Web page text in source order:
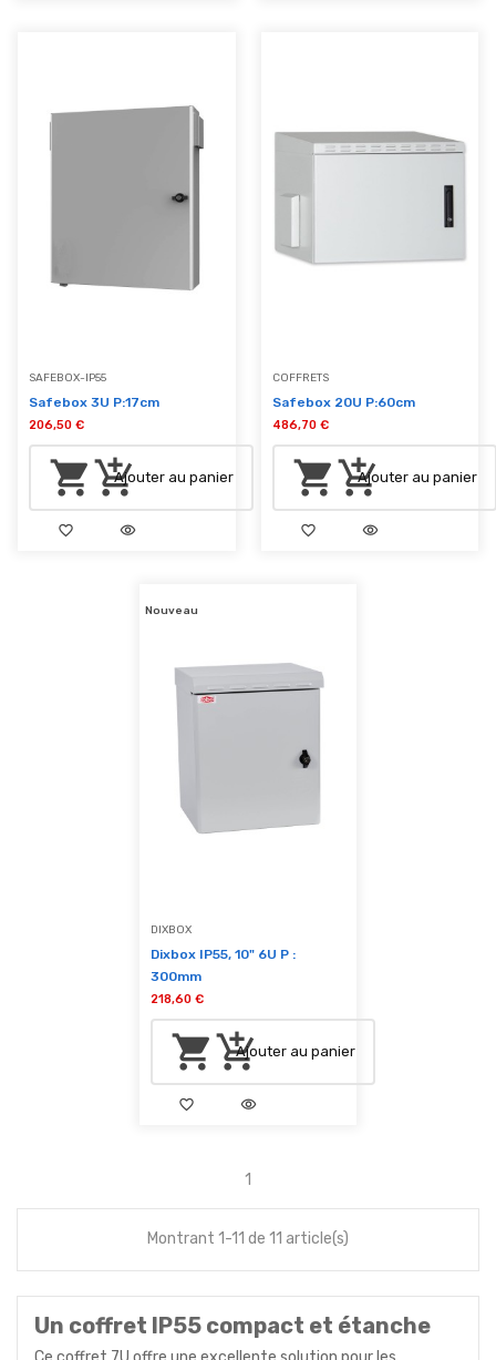
SAFEBOX-IP55
Safebox 3U P:17cm
206,50 €
shopping_cartadd_shopping_cartAjouter au panier
favorite_border visibility
COFFRETS
Safebox 20U P:60cm
486,70 €
shopping_cartadd_shopping_cartAjouter au panier
favorite_border visibility
Nouveau
DIXBOX
Dixbox IP55, 10" 6U P :
300mm
218,60 €
shopping_cartadd_shopping_cartAjouter au panier
favorite_border visibility
1
Montrant 1-11 de 11 article(s)
Un coffret IP55 compact et étanche